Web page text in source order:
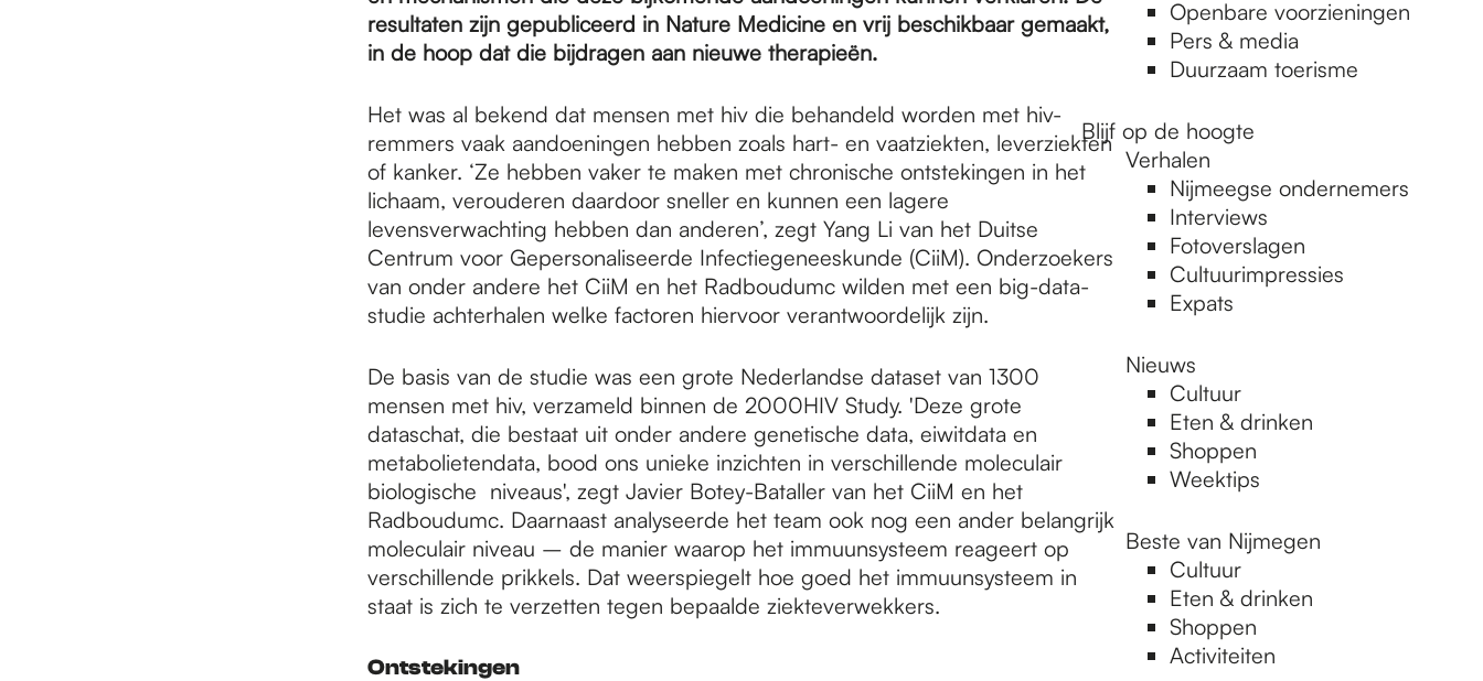
Openbare voorzieningen
Pers & media
Duurzaam toerisme
Blijf op de hoogte
Verhalen
Nijmeegse ondernemers
Interviews
Fotoverslagen
Cultuurimpressies
Expats
Nieuws
Cultuur
Eten & drinken
Shoppen
Weektips
Beste van Nijmegen
Cultuur
Eten & drinken
Shoppen
Activiteiten
resultaten zijn gepubliceerd in Nature Medicine en vrij beschikbaar gemaakt,
in de hoop dat die bijdragen aan nieuwe therapieën.
Het was al bekend dat mensen met hiv die behandeld worden met hiv-
remmers vaak aandoeningen hebben zoals hart- en vaatziekten, leverziekten
of kanker. ‘Ze hebben vaker te maken met chronische ontstekingen in het
lichaam, verouderen daardoor sneller en kunnen een lagere
levensverwachting hebben dan anderen’, zegt Yang Li van het Duitse
Centrum voor Gepersonaliseerde Infectiegeneeskunde (CiiM). Onderzoekers
van onder andere het CiiM en het Radboudumc wilden met een big-data-
studie achterhalen welke factoren hiervoor verantwoordelijk zijn.
De basis van de studie was een grote Nederlandse dataset van 1300
mensen met hiv, verzameld binnen de 2000HIV Study. 'Deze grote
dataschat, die bestaat uit onder andere genetische data, eiwitdata en
metabolietendata, bood ons unieke inzichten in verschillende moleculair
biologische niveaus', zegt Javier Botey-Bataller van het CiiM en het
Radboudumc. Daarnaast analyseerde het team ook nog een ander belangrijk
moleculair niveau – de manier waarop het immuunsysteem reageert op
verschillende prikkels. Dat weerspiegelt hoe goed het immuunsysteem in
staat is zich te verzetten tegen bepaalde ziekteverwekkers.
Ontstekingen